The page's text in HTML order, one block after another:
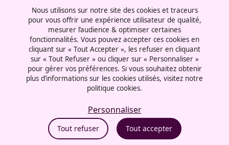
Rue de la Grange aux bois
57072 - Metz
France
Mentions légales
Éthique et conformité
Nous utilisons sur notre site des cookies et traceurs
pour vous offrir une expérience utilisateur de qualité,
mesurer l’audience & optimiser certaines
fonctionnalités. Vous pouvez accepter ces cookies en
cliquant sur « Tout Accepter », les refuser en cliquant
sur « Tout Refuser » ou cliquer sur « Personnaliser »
pour gérer vos préférences. Si vous souhaitez obtenir
plus d’informations sur les cookies utilisés, visitez notre
politique cookies.
Tout accepter
Tout refuser
Personnaliser